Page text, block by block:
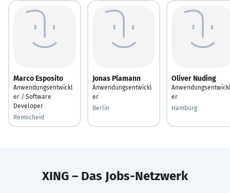
Marco Esposito
Anwendungsentwickl
er / Software
Developer
Remscheid
Jonas Plamann
Anwendungsentwickl
er
Berlin
Oliver Nuding
er
Hamburg
XING – Das Jobs-Netzwerk